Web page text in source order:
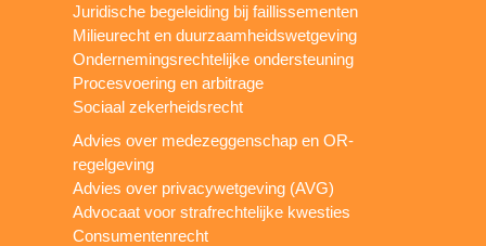
Juridische begeleiding bij faillissementen
Milieurecht en duurzaamheidswetgeving
Ondernemingsrechtelijke ondersteuning
Procesvoering en arbitrage
Sociaal zekerheidsrecht
Advies over medezeggenschap en OR-
regelgeving
Advies over privacywetgeving (AVG)
Advocaat voor strafrechtelijke kwesties
Consumentenrecht